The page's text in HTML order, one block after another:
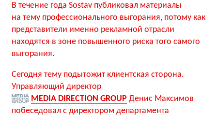
В течение года Sostav публиковал материалы
на тему профессионального выгорания, потому как
представители именно рекламной отрасли
находятся в зоне повышенного риска того самого
выгорания.
Сегодня тему подытожит клиентская сторона.
Управляющий директор
MEDIA DIRECTION GROUP Денис Максимов
побеседовал с директором департамента